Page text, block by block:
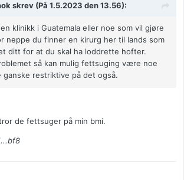
skrev (På 1.5.2023 den 13.56):
klinikk i Guatemala eller noe som vil gjøre
neppe du finner en kirurg her til lands som
ditt for at du skal ha loddrette hofter.
så kan mulig fettsuging være noe
restriktive på det også.
de fettsuger på min bmi.